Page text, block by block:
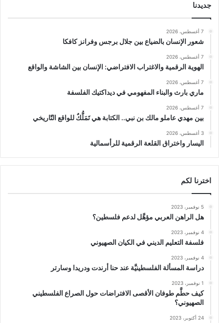
جديدنا
7 أغسطس، 2026
شعور الإنسان بالضياع بين جلال برجس وفرانز كافكا
7 أغسطس، 2026
الهوية الرقمية والاغتراب الافتراضي: الإنسان بين الشاشة والواقع
7 أغسطس، 2026
ماري بارث والبناء المفهومي في ديداكتيك الفلسفة
7 أغسطس، 2026
بين مهدي عاملو مالك بن نبي.. الكتابة هي تَمَلُّكٌ للواقع التّاريخي
3 أغسطس، 2026
اليسار واختراق القلعة الرقمية للرأسمالية
اخترنا لكم
5 نوفمبر، 2023
هل الراهن العربي مؤهَّل لدعم فلسطين؟
4 نوفمبر، 2023
فلسفة التعليم الديني في الكيان الصهيوني
4 نوفمبر، 2023
دراسة المسألة الفلسطينيَّة عند حنا أرندت ودريدا وسارتر
1 نوفمبر، 2023
كيف حطَّم طوفان الأقصى الافتراضات حول الصراع الفلسطيني
الصهيوني؟
24 أكتوبر، 2023